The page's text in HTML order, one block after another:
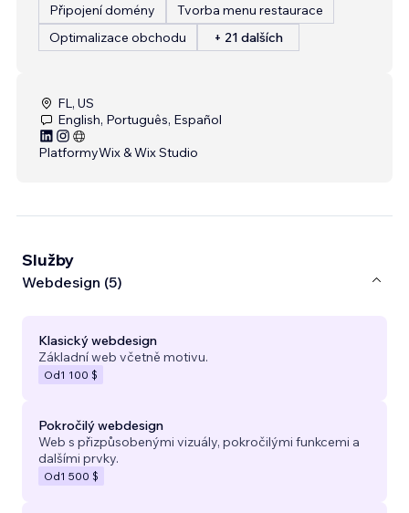
Připojení domény
Tvorba menu restaurace
Optimalizace obchodu
+ 21 dalších
FL, US
English, Português, Español
PlatformyWix & Wix Studio
Služby
Webdesign (5)
Klasický webdesign
Základní web včetně motivu.
Od1 100 $
Pokročilý webdesign
Web s přizpůsobenými vizuály, pokročilými funkcemi a
dalšími prvky.
Od1 500 $